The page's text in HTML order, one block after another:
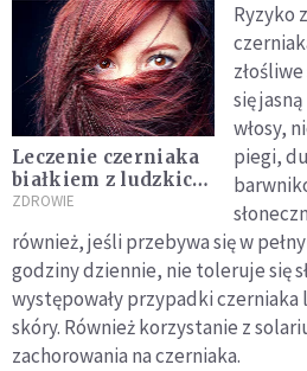
Leczenie czerniaka
białkiem z ludzkich
włosów
ZDROWIE
Ryzyko
się
włosy,
piegi,
również, jeśli przebywa się w
godziny dziennie, nie toleruje się
występowały przypadki
skóry. Również korzystanie z
zachorowania na czerniaka.